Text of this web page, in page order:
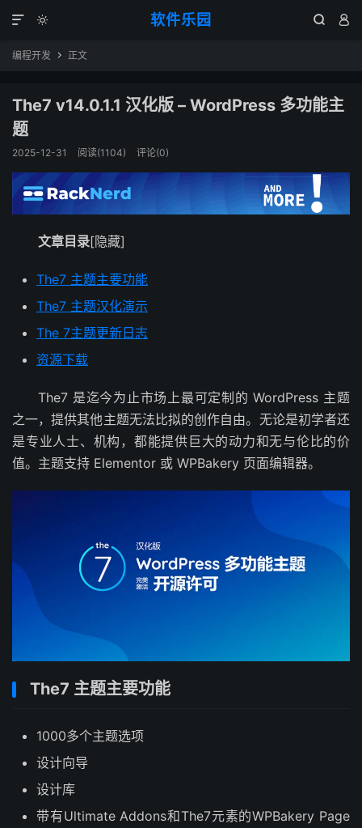
软件乐园 
 

编程开发  正文
The7 v14.0.1.1 汉化版 – WordPress 多功能主
题
2025-12-31 阅读(1104) 评论(0)
文章目录[隐藏]
The7 主题主要功能
The7 主题汉化演示
The 7主题更新日志
资源下载
The7 是迄今为止市场上最可定制的 WordPress 主题
之一，提供其他主题无法比拟的创作自由。无论是初学者还
是专业人士、机构，都能提供巨大的动力和无与伦比的价
值。主题支持 Elementor 或 WPBakery 页面编辑器。
The7 主题主要功能
1000多个主题选项
设计向导
设计库
带有Ultimate Addons和The7元素的WPBakery Page